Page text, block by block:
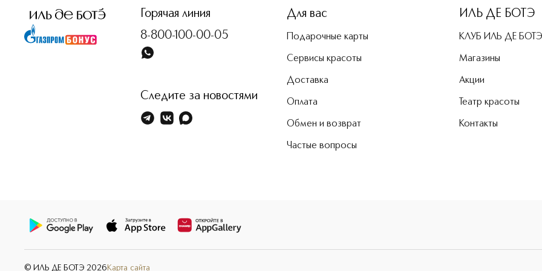
Горячая линия
8-800-100-00-05
Следите за новостями
Для вас
Подарочные карты
Сервисы красоты
Доставка
Оплата
Обмен и возврат
Частые вопросы
ИЛЬ ДЕ БОТЭ
КЛУБ ИЛЬ ДЕ БОТЭ
Магазины
Акции
Театр красоты
Контакты
© ИЛЬ ДЕ БОТЭ 2026 Карта сайта